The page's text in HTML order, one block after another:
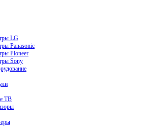
LG
Panasonic
Pioneer
Sony
ТВ